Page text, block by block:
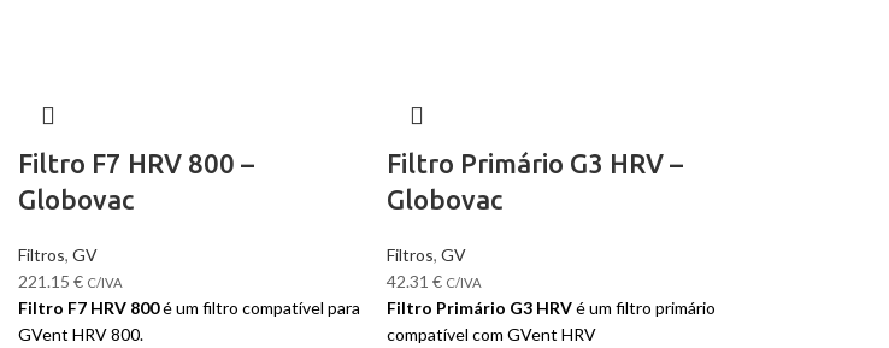
Filtro F7 HRV 800 –
Globovac
Filtros, GV
221.15 € C/IVA
Filtro F7 HRV 800é um filtro compatível para
GVent HRV 800.
Filtro Primário G3 HRV –
Globovac
Filtros, GV
42.31 € C/IVA
Filtro Primário G3 HRVé um filtro primário
compatível com GVent HRV